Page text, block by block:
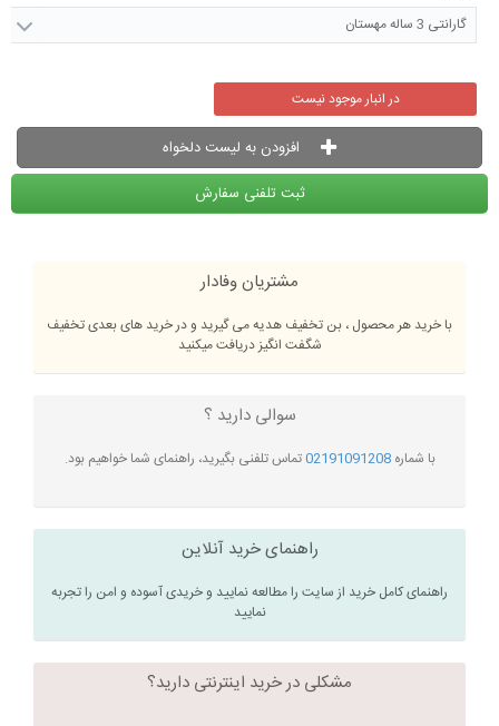
گارانتی 3 ساله مهستان
در انبار موجود نیست
افزودن به لیست دلخواه
ثبت تلفنی سفارش
مشتریان وفادار
با خرید هر محصول ، بن تخفیف هدیه می گیرید و در خرید های بعدی تخفیف
شگفت انگیز دریافت میکنید
سوالی دارید ؟
با شماره02191091208تماس تلفنی بگیرید، راهنمای شما خواهیم بود.
راهنمای خرید آنلاین
راهنمای کامل خرید از سایت را مطالعه نمایید و خریدی آسوده و امن را تجربه
نمایید
مشکلی در خرید اینترنتی دارید؟